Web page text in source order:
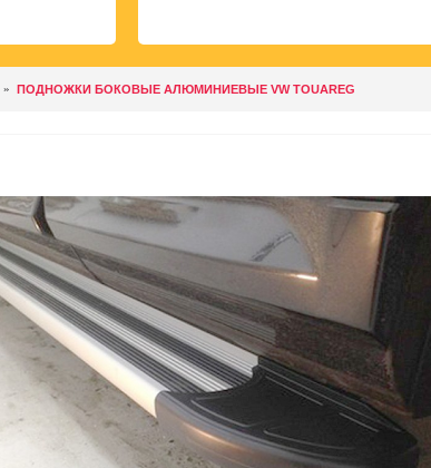
ПОДНОЖКИ БОКОВЫЕ АЛЮМИНИЕВЫЕ VW TOUAREG